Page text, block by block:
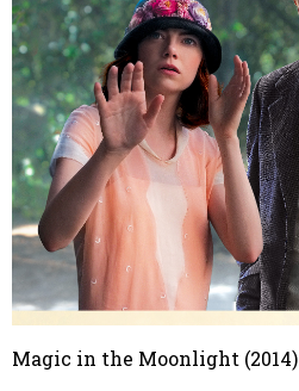
Magic in the Moonlight (2014)